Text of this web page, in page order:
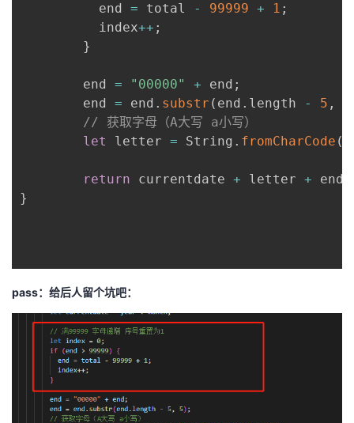
          end
= total - 99999 + 1 ;
          index
++ ;
}
        end
= "00000" + end ;
        end
= end . substr ( end . length - 5 ,
// 获取字母（A大写 a小写）
let
letter = String . fromCharCode (
return currentdate + letter + end
}
pass：给后人留个坑吧：